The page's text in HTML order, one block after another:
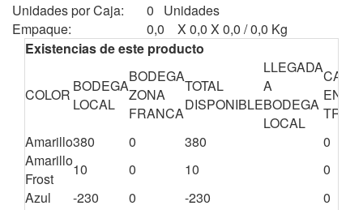
Unidades por Caja:
0 Unidades
Empaque:
0,0 X 0,0 X 0,0 / 0,0 Kg
Existencias de este producto
COLOR BODEGA
LOCAL
BODEGA
ZONA
FRANCA
TOTAL
DISPONIBLE
LLEGADA
A
BODEGA
LOCAL
EN
Amarillo380 0 380
0
Amarillo
Frost
10 0 10
0
Azul
-230 0 -230
0